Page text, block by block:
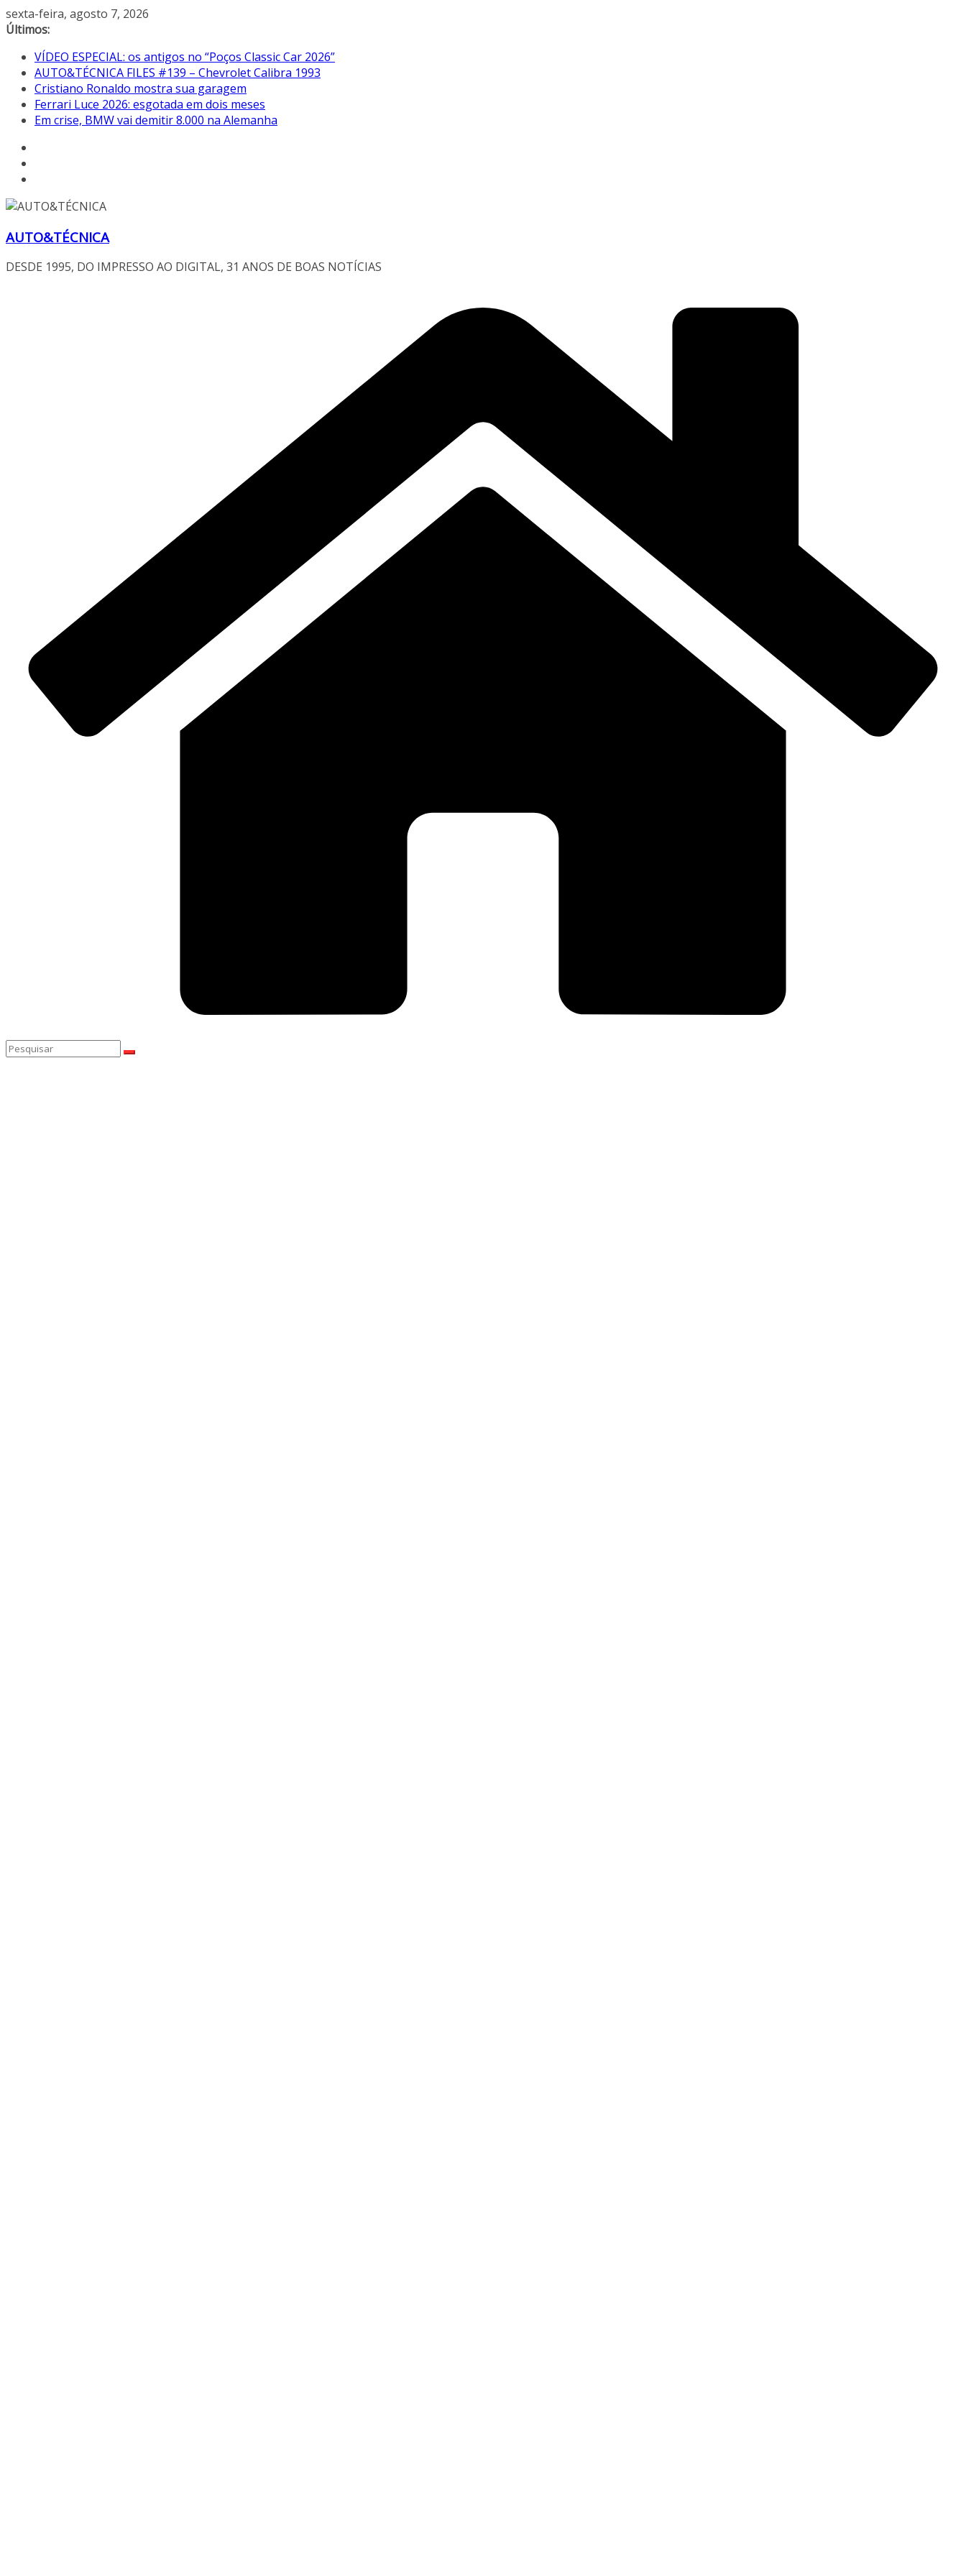
Pular
para
conteúdo
sexta-feira, agosto 7, 2026
Últimos:
VÍDEO ESPECIAL: os antigos no “Poços Classic Car 2026”
AUTO&TÉCNICA FILES #139 – Chevrolet Calibra 1993
Cristiano Ronaldo mostra sua garagem
Ferrari Luce 2026: esgotada em dois meses
Em crise, BMW vai demitir 8.000 na Alemanha
AUTO&TÉCNICA
DESDE 1995, DO IMPRESSO AO DIGITAL, 31 ANOS DE BOAS NOTÍCIAS